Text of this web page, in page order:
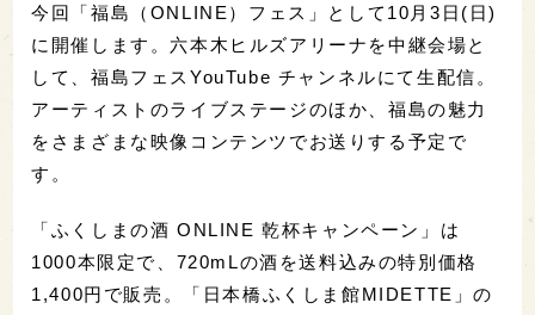
今回「福島（ONLINE）フェス」として10月3日(日)
に開催します。六本木ヒルズアリーナを中継会場と
して、福島フェスYouTube チャンネルにて生配信。
アーティストのライブステージのほか、福島の魅力
をさまざまな映像コンテンツでお送りする予定で
す。
「ふくしまの酒 ONLINE 乾杯キャンペーン」は
1000本限定で、720mLの酒を送料込みの特別価格
1,400円で販売。「日本橋ふくしま館MIDETTE」の